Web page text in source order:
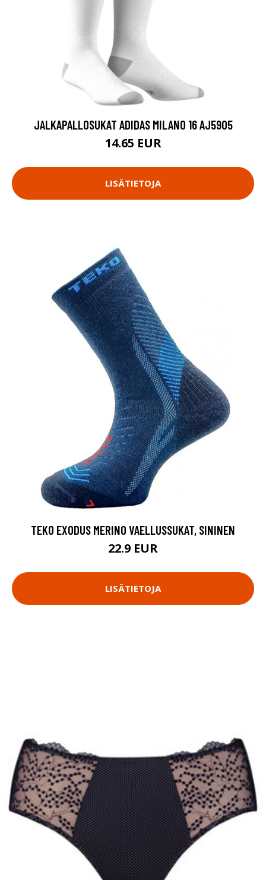
JALKAPALLOSUKAT ADIDAS MILANO 16 AJ5905
14.65 EUR
LISÄTIETOJA
TEKO EXODUS MERINO VAELLUSSUKAT, SININEN
22.9 EUR
LISÄTIETOJA